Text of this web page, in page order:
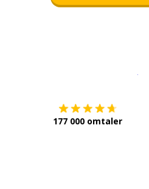
177 000 omtaler